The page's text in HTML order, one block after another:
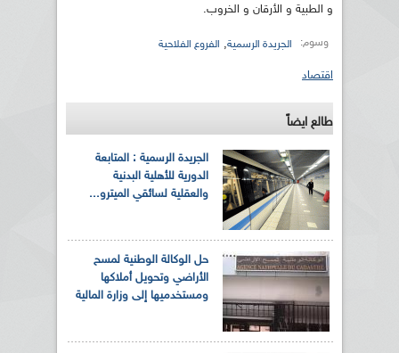
و الطبية و الأرقان و الخروب.
وسوم: الجريدة الرسمية, الفروع الفلاحية
اقتصاد
طالع ايضاً
الجريدة الرسمية : المتابعة
الدورية للأهلية البدنية
والعقلية لسائقي الميترو...
حل الوكالة الوطنية لمسح
الأراضي وتحويل أملاكها
ومستخدميها إلى وزارة المالية